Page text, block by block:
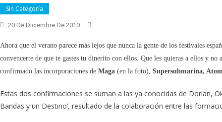
Sin Categoría
20 De Diciembre De 2010
Ahora que el verano parece más lejos que nunca la gente de los festivales
convencerte de que te gastes tu dinerito con ellos. Que les quieras a ellos y
confirmado las incorporaciones de Maga (en la foto), Supersubmarina,
Estas dos confirmaciones se suman a las ya conocidas de Dorian,
Bandas y un Destino’, resultado de la colaboración entre las